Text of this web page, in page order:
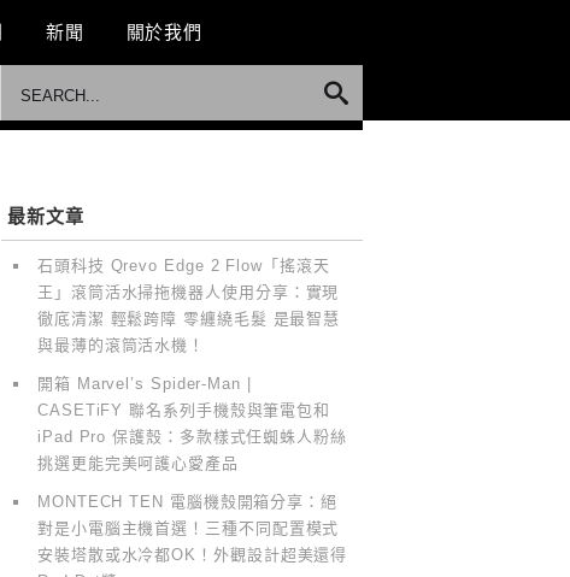
新聞 關於我們
最新文章
石頭科技 Qrevo Edge 2 Flow「搖滾天
王」滾筒活水掃拖機器人使用分享：實現
徹底清潔 輕鬆跨障 零纏繞毛髮 是最智慧
與最薄的滾筒活水機！
開箱 Marvel’s Spider-Man |
CASETiFY 聯名系列手機殼與筆電包和
iPad Pro 保護殼：多款樣式任蜘蛛人粉絲
挑選更能完美呵護心愛產品
MONTECH TEN 電腦機殼開箱分享：絕
對是小電腦主機首選！三種不同配置模式
安裝塔散或水冷都OK！外觀設計超美還得